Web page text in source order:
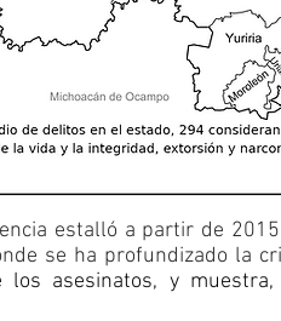
estalló a partir de
se ha profundizado la cri
los asesinatos, y